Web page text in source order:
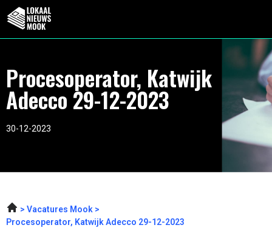
Procesoperator, Katwijk
Adecco 29-12-2023
30-12-2023
Vacatures Mook
Procesoperator, Katwijk Adecco 29-12-2023